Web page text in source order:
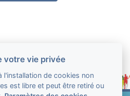
votre vie privée
l'installation de cookies non
est libre et peut être retiré ou